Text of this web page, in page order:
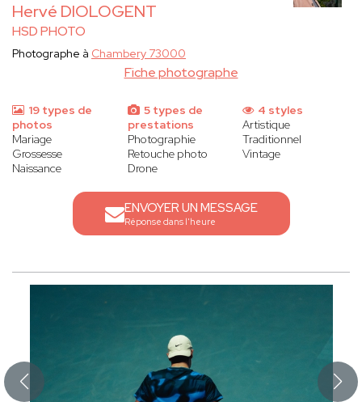
Hervé DIOLOGENT
HSD PHOTO
Fiche photographe
Photographe à Chambery 73000
19 types de
photos
Mariage
Grossesse
Naissance
5 types de
prestations
Photographie
Retouche photo
Drone
4 styles
Artistique
Traditionnel
Vintage
ENVOYER UN MESSAGE
Réponse dans l'heure